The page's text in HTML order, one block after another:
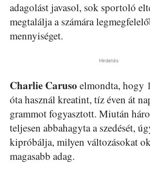
adagolást javasol, sok sportoló
megtalálja a számára
mennyiséget.
Hirdetés
Charlie Caruso elmondta, hogy
óta használ kreatint, tíz éven át
grammot fogyasztott. Miután
teljesen abbahagyta a szedését,
kipróbálja, milyen változásokat
magasabb adag.